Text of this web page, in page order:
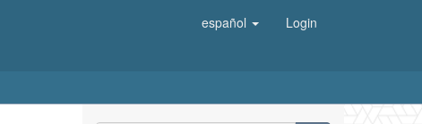
español Login